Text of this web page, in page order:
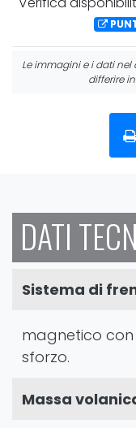
Le immagini e i dati
differire
DATI
Sistema di
magnetico
sforzo.
Massa